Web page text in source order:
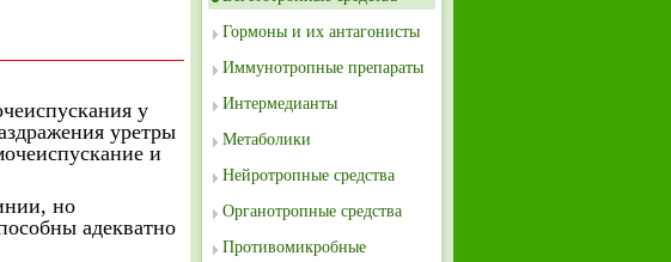
у
уретры
и
но
адекватно
Гормоны и их антагонисты
Иммунотропные препараты
Интермедианты
Метаболики
Нейротропные средства
Органотропные средства
Противомикробные